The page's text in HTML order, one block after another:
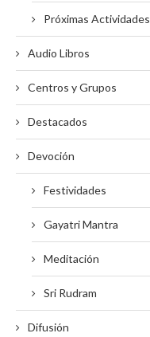
Próximas Actividades
Audio Libros
Centros y Grupos
Destacados
Devoción
Festividades
Gayatri Mantra
Meditación
Sri Rudram
Difusión